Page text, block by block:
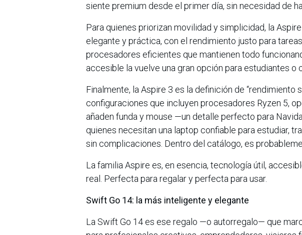
siente premium desde el primer día, sin necesidad de
Para quienes priorizan movilidad y simplicidad, la
elegante y práctica, con el rendimiento justo para
procesadores eficientes que mantienen todo
accesible la vuelve una gran opción para estudiantes o
Finalmente, la Aspire 3 es la definición de “rendimiento
configuraciones que incluyen procesadores Ryzen 5,
añaden funda y mouse —un detalle perfecto para
quienes necesitan una laptop confiable para estudiar,
sin complicaciones. Dentro del catálogo, es
La familia Aspire es, en esencia, tecnología útil,
real. Perfecta para regalar y perfecta para usar.
Swift Go 14: la más inteligente y elegante
La Swift Go 14 es ese regalo —o autorregalo— que